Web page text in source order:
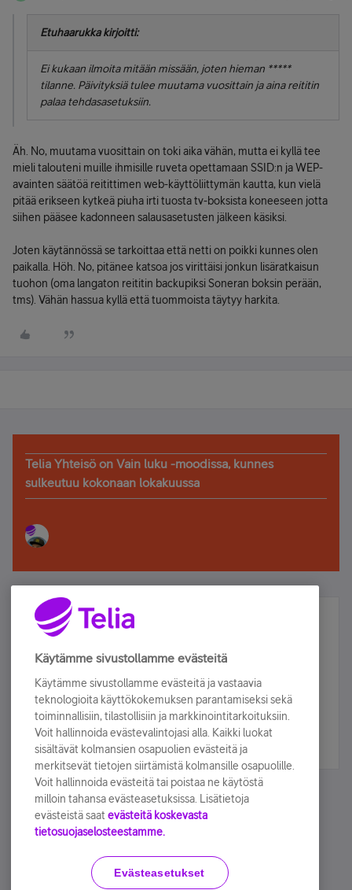
Etuhaarukka kirjoitti:
Ei kukaan ilmoita mitään missään, joten hieman *****
tilanne. Päivityksiä tulee muutama vuosittain ja aina reititin
palaa tehdasasetuksiin.
Äh. No, muutama vuosittain on toki aika vähän, mutta ei kyllä tee
mieli talouteni muille ihmisille ruveta opettamaan SSID:n ja WEP-
avainten säätöä reitittimen web-käyttöliittymän kautta, kun vielä
pitää erikseen kytkeä piuha irti tuosta tv-boksista koneeseen jotta
siihen pääsee kadonneen salausasetusten jälkeen käsiksi.
Joten käytännössä se tarkoittaa että netti on poikki kunnes olen
paikalla. Höh. No, pitänee katsoa jos virittäisi jonkun lisäratkaisun
tuohon (oma langaton reititin backupiksi Soneran boksin perään,
tms). Vähän hassua kyllä että tuommoista täytyy harkita.
Telia Yhteisö on Vain luku -moodissa, kunnes
sulkeutuu kokonaan lokakuussa
Älä jää paitsi – osallistu ja voita!
Tilaa Telian uutiskirje ja olet mukana arvonnassa.
sähköpostiisi.
Tilaa nyt
Käyttöehdot Accessibility statement
Käytämme sivustollamme evästeitä
Käytämme sivustollamme evästeitä ja vastaavia
teknologioita käyttökokemuksen parantamiseksi sekä
toiminnallisiin, tilastollisiin ja markkinointitarkoituksiin.
Voit hallinnoida evästevalintojasi alla. Kaikki luokat
sisältävät kolmansien osapuolien evästeitä ja
merkitsevät tietojen siirtämistä kolmansille osapuolille.
Voit hallinnoida evästeitä tai poistaa ne käytöstä
milloin tahansa evästeasetuksissa. Lisätietoja
evästeistä saat evästeitä koskevasta
tietosuojaselosteestamme.
Evästeasetukset